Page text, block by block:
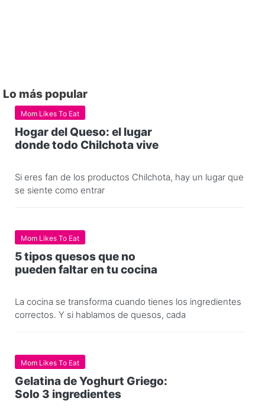
Lo más popular
Mom Likes To Eat
Hogar del Queso: el lugar
donde todo Chilchota vive
Si eres fan de los productos Chilchota, hay un lugar que
se siente como entrar
Mom Likes To Eat
5 tipos quesos que no
pueden faltar en tu cocina
La cocina se transforma cuando tienes los ingredientes
correctos. Y si hablamos de quesos, cada
Mom Likes To Eat
Gelatina de Yoghurt Griego:
Solo 3 ingredientes